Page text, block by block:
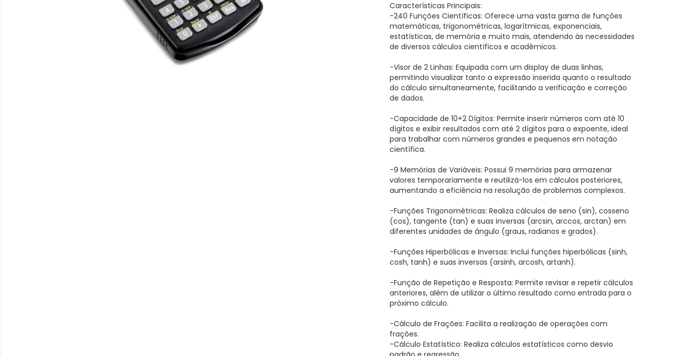
Características Principais:
-240 Funções Científicas: Oferece uma vasta gama de funções
matemáticas, trigonométricas, logarítmicas, exponenciais,
estatísticas, de memória e muito mais, atendendo às necessidades
de diversos cálculos científicos e acadêmicos.
-Visor de 2 Linhas: Equipada com um display de duas linhas,
permitindo visualizar tanto a expressão inserida quanto o resultado
do cálculo simultaneamente, facilitando a verificação e correção
de dados.
-Capacidade de 10+2 Dígitos: Permite inserir números com até 10
dígitos e exibir resultados com até 2 dígitos para o expoente, ideal
para trabalhar com números grandes e pequenos em notação
científica.
-9 Memórias de Variáveis: Possui 9 memórias para armazenar
valores temporariamente e reutilizá-los em cálculos posteriores,
aumentando a eficiência na resolução de problemas complexos.
-Funções Trigonométricas: Realiza cálculos de seno (sin), cosseno
(cos), tangente (tan) e suas inversas (arcsin, arccos, arctan) em
diferentes unidades de ângulo (graus, radianos e grados).
-Funções Hiperbólicas e Inversas: Inclui funções hiperbólicas (sinh,
cosh, tanh) e suas inversas (arsinh, arcosh, artanh).
-Função de Repetição e Resposta: Permite revisar e repetir cálculos
anteriores, além de utilizar o último resultado como entrada para o
próximo cálculo.
-Cálculo de Frações: Facilita a realização de operações com
frações.
-Cálculo Estatístico: Realiza cálculos estatísticos como desvio